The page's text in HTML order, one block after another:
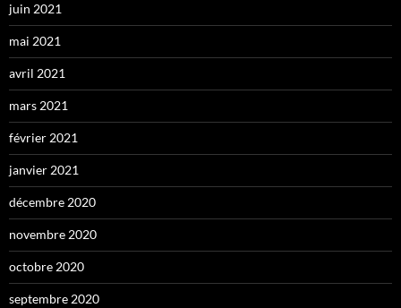
juin 2021
mai 2021
avril 2021
mars 2021
février 2021
janvier 2021
décembre 2020
novembre 2020
octobre 2020
septembre 2020